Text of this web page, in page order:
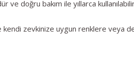
ve doğru bakım ile yıllarca
zevkinize uygun renklere veya